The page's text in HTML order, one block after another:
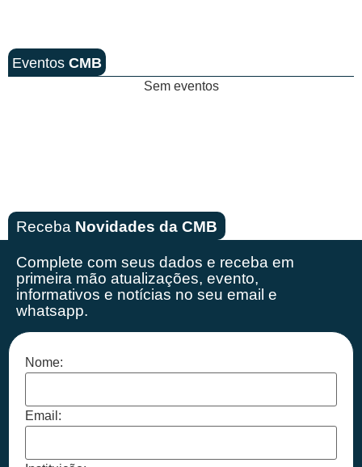
Eventos CMB
Sem eventos
Receba Novidades da CMB
Complete com seus dados e receba em
primeira mão atualizações, evento,
informativos e notícias no seu email e
whatsapp.
Nome:
Email: